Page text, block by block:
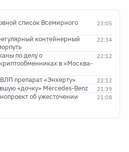
23:05
список Всемирного
22:34
контейнерный
22:12
по делу о
в «Москва-
22:12
препарат «Энхерту»
21:39
«дочку» Mercedes-Benz
21:08
об ужесточении